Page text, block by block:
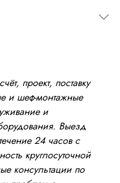
проект, поставку
и шеф-монтажные
и
Выезд
24 часов с
круглосуточной
консультации по